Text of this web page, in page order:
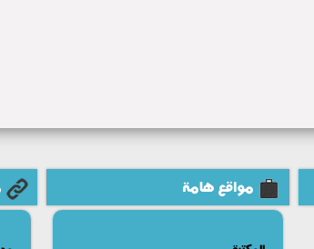
مواقع هامة